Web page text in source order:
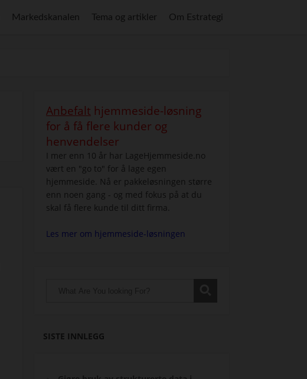
Markedskanalen Tema og artikler Om Estrategi
Anbefalt hjemmeside-løsning
for å få flere kunder og
henvendelser
I mer enn 10 år har LageHjemmeside.no
vært en "go to" for å lage egen
hjemmeside. Nå er pakkeløsningen større
enn noen gang - og med fokus på at du
skal få flere kunde til ditt firma.
Les mer om hjemmeside-løsningen
SISTE INNLEGG